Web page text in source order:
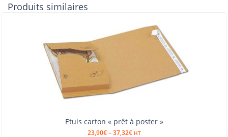
Produits similaires
Etuis carton « prêt à poster »
23,90€–37,32€ HT